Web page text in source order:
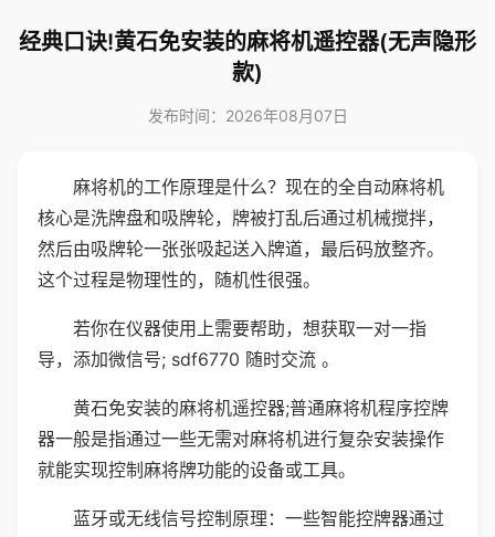
经典口诀!黄石免安装的麻将机遥控器(无声隐形
款)
发布时间：2026年08月07日
麻将机的工作原理是什么？现在的全自动麻将机
核心是洗牌盘和吸牌轮，牌被打乱后通过机械搅拌，
然后由吸牌轮一张张吸起送入牌道，最后码放整齐。
这个过程是物理性的，随机性很强。
若你在仪器使用上需要帮助，想获取一对一指
导，添加微信号; sdf6770 随时交流 。
黄石免安装的麻将机遥控器;普通麻将机程序控牌
器一般是指通过一些无需对麻将机进行复杂安装操作
就能实现控制麻将牌功能的设备或工具。
蓝牙或无线信号控制原理：一些智能控牌器通过